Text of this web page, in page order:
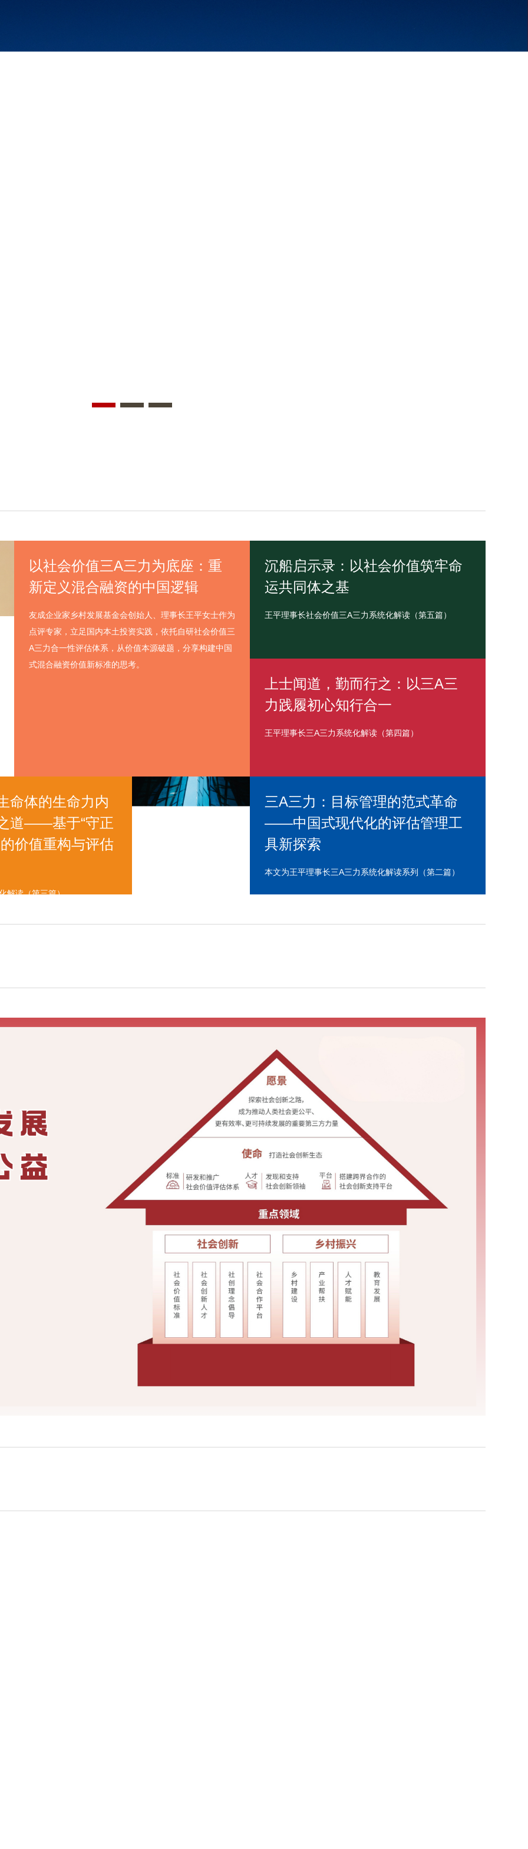
以社会价值三A三力为底座：重
新定义混合融资的中国逻辑
友成企业家乡村发展基金会创始人、理事长王平女士作为
点评专家，立足国内本土投资实践，依托自研社会价值三
A三力合一性评估体系，从价值本源破题，分享构建中国
式混合融资价值新标准的思考。
沉船启示录：以社会价值筑牢命
运共同体之基
王平理事长社会价值三A三力系统化解读（第五篇）
上士闻道，勤而行之：以三A三
力践履初心知行合一
王平理事长三A三力系统化解读（第四篇）
命体的生命力内
道——基于“守正
价值重构与评估
解读（第三篇）
三A三力：目标管理的范式革命
——中国式现代化的评估管理工
具新探索
本文为王平理事长三A三力系统化解读系列（第二篇）